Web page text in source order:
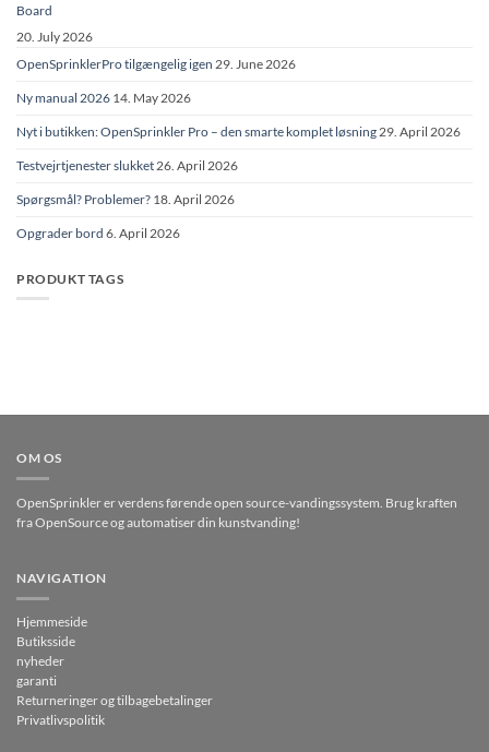
Board
20. July 2026
OpenSprinklerPro tilgængelig igen 29. June 2026
Ny manual 2026 14. May 2026
Nyt i butikken: OpenSprinkler Pro – den smarte komplet løsning 29. April 2026
Testvejrtjenester slukket 26. April 2026
Spørgsmål? Problemer? 18. April 2026
Opgrader bord 6. April 2026
PRODUKT TAGS
OM OS
OpenSprinkler er verdens førende open source-vandingssystem. Brug kraften
fra OpenSource og automatiser din kunstvanding!
NAVIGATION
Hjemmeside
Butiksside
nyheder
garanti
Returneringer og tilbagebetalinger
Privatlivspolitik